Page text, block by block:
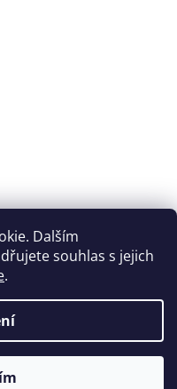
Dalším
souhlas s jejich
.
práva vyhrazena.